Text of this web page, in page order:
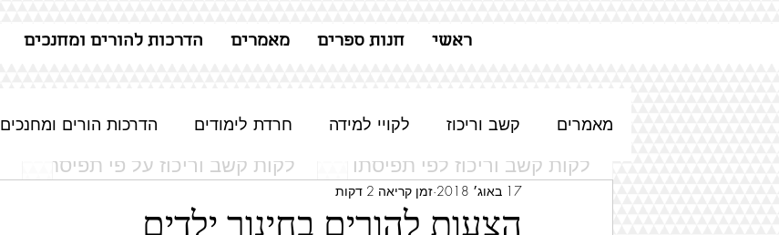
ראשי חנות ספרים מאמרים הדרכות להורים ומחנכים
לקות קשב וריכוז לפי תפיסתו
של ד"ר גד דואר (מתוך ראיון
ב'המבשר')
לקות קשב וריכוז על פי תפיסתו
מאמרים קשב וריכוז לקויי למידה חרדת לימודים הדרכות הורים ומחנכים
הצעות להורים בחינוך ילדים
17 באוג׳ 2018 זמן קריאה 2 דקות